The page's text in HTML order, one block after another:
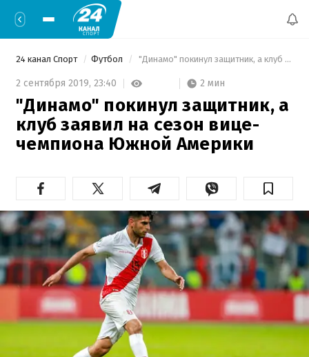
24 канал Спорт Футбол "Динамо" покинул защитник, а клуб заявил на сезон вице-чемпиона Южной Америки
2 сентября 2019, 23:40 2 мин
"Динамо" покинул защитник, а
клуб заявил на сезон вице-
чемпиона Южной Америки